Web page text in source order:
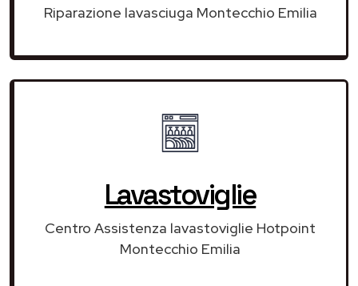
Riparazione lavasciuga Montecchio Emilia
Lavastoviglie
Centro Assistenza lavastoviglie Hotpoint
Montecchio Emilia